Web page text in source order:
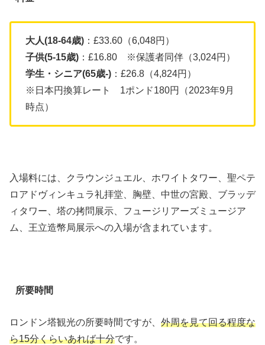
大人(18-64歳) ：£33.60（6,048円）
子供(5-15歳) ：£16.80 ※保護者同伴（3,024円）
学生・シニア(65歳-) ：£26.8（4,824円）
※日本円換算レート 1ポンド180円（2023年9月
時点）
入場料には、クラウンジュエル、ホワイトタワー、聖ペテ
ロアドヴィンキュラ礼拝堂、胸壁、中世の宮殿、ブラッデ
ィタワー、塔の拷問展示、フュージリアーズミュージア
ム、王立造幣局展示への入場が含まれています。
所要時間
ロンドン塔観光の所要時間ですが、 外周を見て回る程度な
ら15分くらいあれば十分です。